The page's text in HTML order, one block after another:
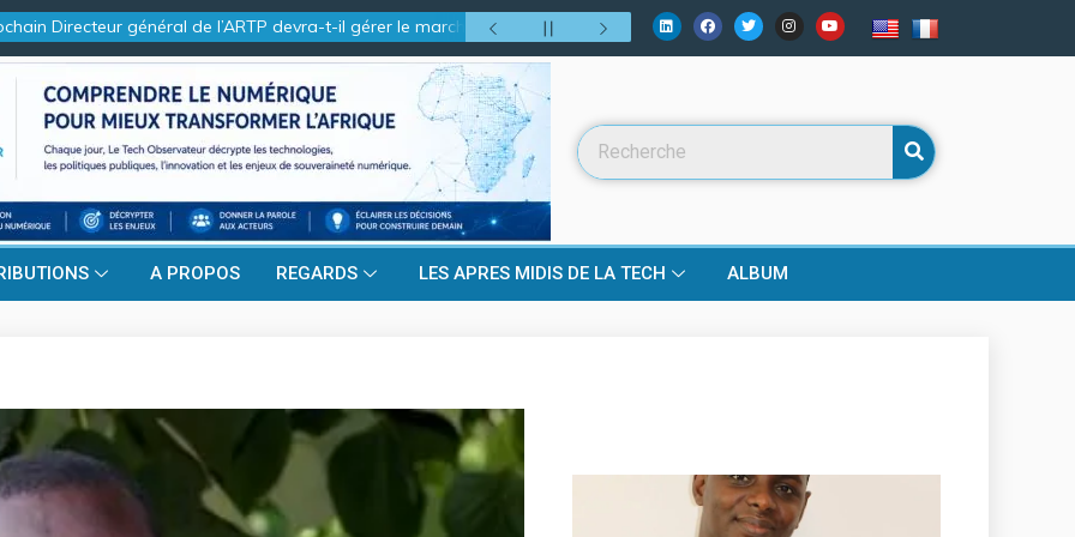
général de l’ARTP devra-t-il gérer le marché d’hier ou celui de demain ? 31 / 07 : Numérique, fintech, télécoms… mais bien
A PROPOS REGARDS LES APRES MIDIS DE LA TECH ALBUM